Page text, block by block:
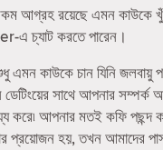
আগ্রহ রয়েছে এমন
এ চ্যাট করতে পারেন।
কাউকে চান যিনি জলবায়ু
সাথে আপনার
আপনার মতই কফি পছন্দ
হয়, তখন আমাদের